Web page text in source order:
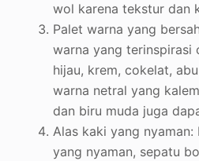
wol karena tekstur dan
Palet warna yang
warna yang terinspirasi
hijau, krem, cokelat,
warna netral yang
dan biru muda juga
Alas kaki yang nyaman:
yang nyaman, sepatu